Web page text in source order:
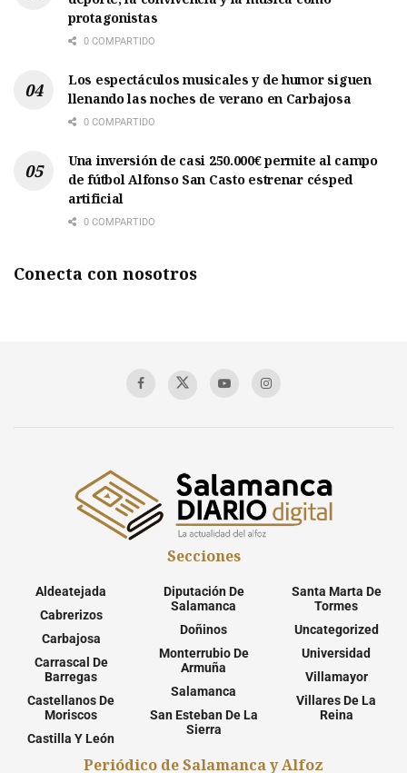
protagonistas
0 COMPARTIDO
Los espectáculos musicales y de humor siguen
llenando las noches de verano en Carbajosa
0 COMPARTIDO
Una inversión de casi 250.000€ permite al campo
de fútbol Alfonso San Casto estrenar césped
artificial
0 COMPARTIDO
Conecta con nosotros
Secciones
Aldeatejada
Cabrerizos
Carbajosa
Carrascal De
Barregas
Castellanos De
Moriscos
Castilla Y León
Diputación De
Salamanca
Doñinos
Monterrubio De
Armuña
Salamanca
San Esteban De La
Sierra
Santa Marta De
Tormes
Uncategorized
Universidad
Villamayor
Villares De La
Reina
Periódico de Salamanca y Alfoz